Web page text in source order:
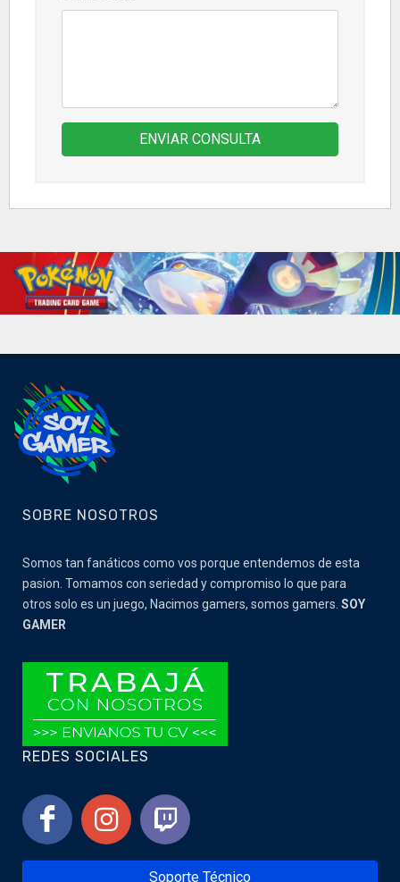
ENVIAR CONSULTA
SOBRE NOSOTROS
Somos tan fanáticos como vos porque entendemos de esta
pasion. Tomamos con seriedad y compromiso lo que para
otros solo es un juego, Nacimos gamers, somos gamers. SOY
GAMER
REDES SOCIALES
Soporte Técnico